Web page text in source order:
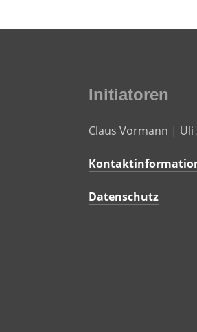
Initiatoren
Claus Vormann | Uli
Datenschutz